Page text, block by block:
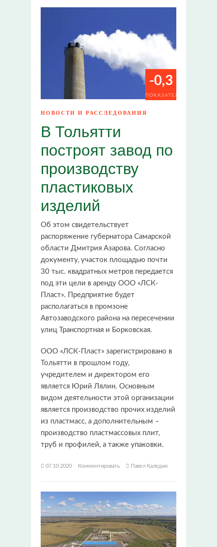
-0,3
ПОКАЗАТЕЛИ
НОВОСТИ И РАССЛЕДОВАНИЯ
В Тольятти
построят завод по
производству
пластиковых
изделий
Об этом свидетельствует
распоряжение губернатора Самарской
области Дмитрия Азарова. Согласно
документу, участок площадью почти
30 тыс. квадратных метров передается
под эти цели в аренду ООО «ЛСК-
Пласт». Предприятие будет
располагаться в промзоне
Автозаводского района на пересечении
улиц Транспортная и Борковская.
ООО «ЛСК-Пласт» зарегистрировано в
Тольятти в прошлом году,
учредителем и директором его
является Юрий Лялин. Основным
видом деятельности этой организации
является производство прочих изделий
из пластмасс, а дополнительным –
производство пластмассовых плит,
труб и профилей, а также упаковки.
07.10.2020 Комментировать Павел Каледин